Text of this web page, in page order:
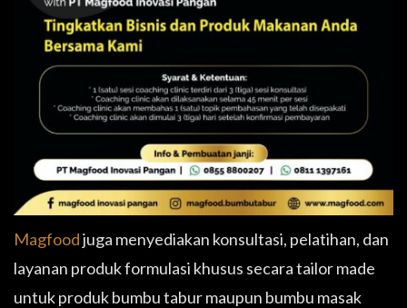
Magfoodjuga menyediakan konsultasi, pelatihan, dan
layanan produk formulasi khusus secara tailor made
untuk produk bumbu tabur maupun bumbu masak